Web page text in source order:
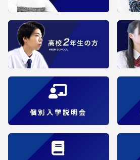
個別入学説明会